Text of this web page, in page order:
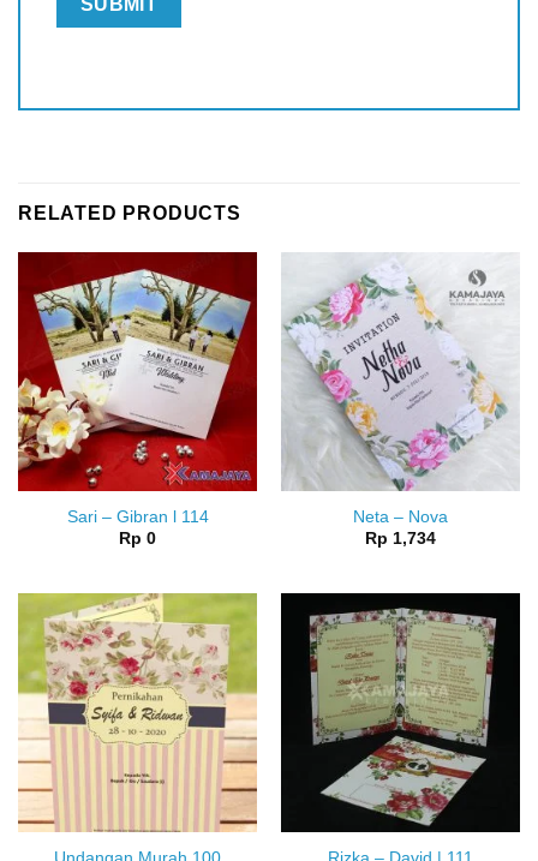
RELATED PRODUCTS
Sari – Gibran l 114
Rp 0
Neta – Nova
Rp 1,734